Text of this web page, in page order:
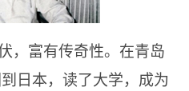
，富有传奇性。在青岛
日本，读了大学，成为